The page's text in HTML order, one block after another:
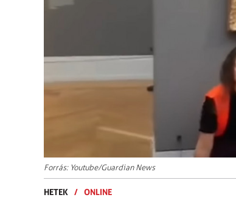
Forrás: Youtube/Guardian News
HETEK / ONLINE